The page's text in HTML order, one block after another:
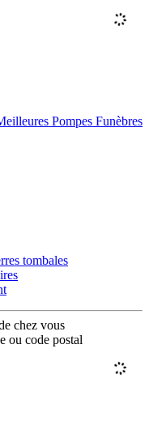
Pompes Funèbres
tombales
chez vous
ou code postal